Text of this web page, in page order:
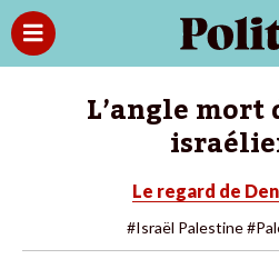
L’angle mort
Le regard de
#Israël Palestine